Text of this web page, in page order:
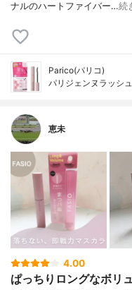
ナルのハートファイバー…続
Parico(パリコ)
パリジェンヌラッシ
恵未
4.00
ぱっちりロングなボリ